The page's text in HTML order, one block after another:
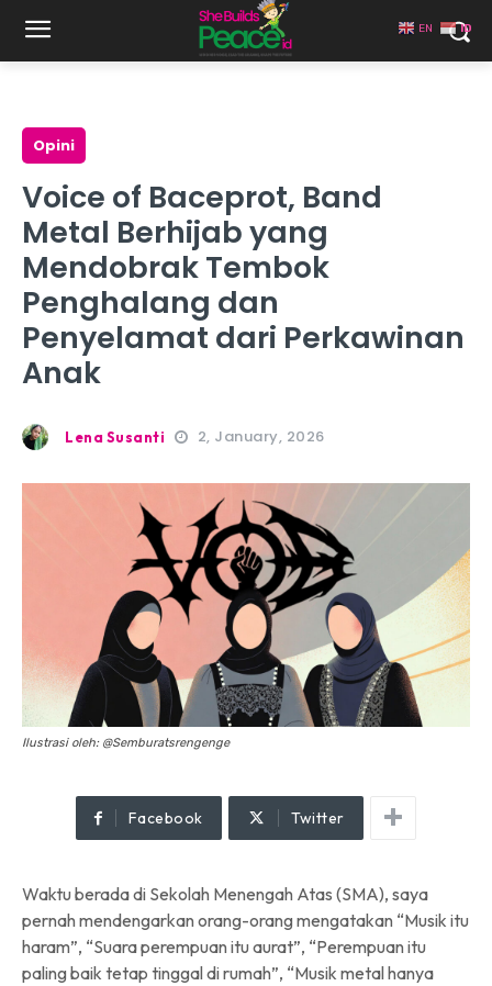
Opini
Voice of Baceprot, Band
Metal Berhijab yang
Mendobrak Tembok
Penghalang dan
Penyelamat dari Perkawinan
Anak
Lena Susanti 2, January, 2026
Ilustrasi oleh: @Semburatsrengenge
Facebook Twitter
Waktu berada di Sekolah Menengah Atas (SMA), saya
pernah mendengarkan orang-orang mengatakan “Musik itu
haram”, “Suara perempuan itu aurat”, “Perempuan itu
paling baik tetap tinggal di rumah”, “Musik metal hanya
EN ID